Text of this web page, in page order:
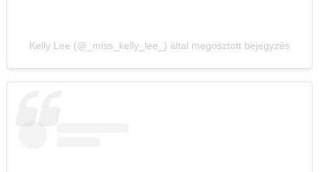
Kelly Lee (@_miss_kelly_lee_) által megosztott bejegyzés